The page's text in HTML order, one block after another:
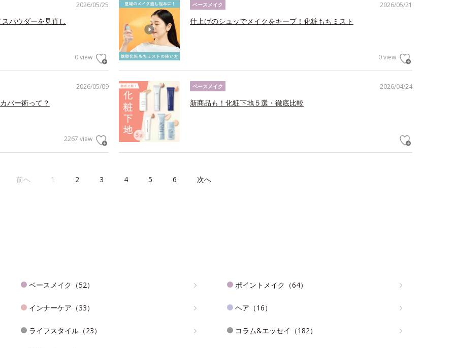
2026/05/25
パウダーを見直し
0 view
2026/05/21
ベースメイク
仕上げのシュッでメイクをキープ！化粧もちミスト
0 view
2026/05/09
バー術って？
2267 view
2026/04/24
ベースメイク
新商品も！化粧下地５選・徹底比較
前へ 1 2 3 4 5 6 次へ
ベースメイク（52） ポイントメイク（64）
インナーケア（33） ヘア（16）
ライフスタイル（23） コラム&エッセイ（182）